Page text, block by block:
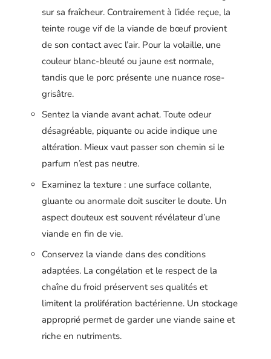
sur sa fraîcheur. Contrairement à l’idée reçue, la
teinte rouge vif de la viande de bœuf provient
de son contact avec l’air. Pour la volaille, une
couleur blanc-bleuté ou jaune est normale,
tandis que le porc présente une nuance rose-
grisâtre.
Sentez la viande avant achat. Toute odeur
désagréable, piquante ou acide indique une
altération. Mieux vaut passer son chemin si le
parfum n’est pas neutre.
Examinez la texture : une surface collante,
gluante ou anormale doit susciter le doute. Un
aspect douteux est souvent révélateur d’une
viande en fin de vie.
Conservez la viande dans des conditions
adaptées. La congélation et le respect de la
chaîne du froid préservent ses qualités et
limitent la prolifération bactérienne. Un stockage
approprié permet de garder une viande saine et
riche en nutriments.